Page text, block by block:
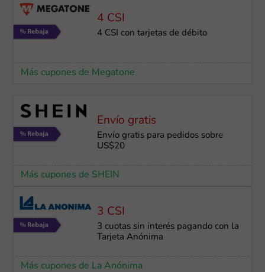
4 CSI
4 CSI con tarjetas de débito
Más cupones de Megatone
Envío gratis
Envío gratis para pedidos sobre
US$20
Más cupones de SHEIN
3 CSI
3 cuotas sin interés pagando con la
Tarjeta Anónima
Más cupones de La Anónima